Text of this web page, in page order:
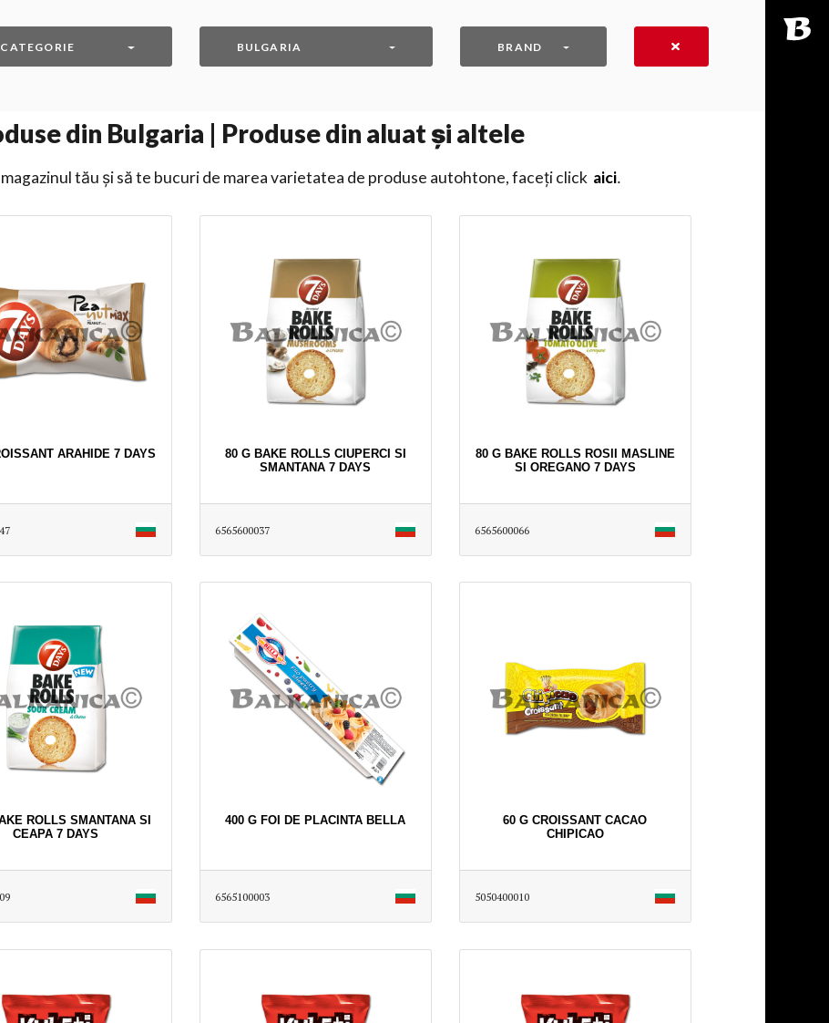
BULGARIA BRAND
din Bulgaria | Produse din aluat și altele
tău și să te bucuri de marea varietatea de produse autohtone, faceți click aici․
ARAHIDE 7 DAYS
80 G BAKE ROLLS CIUPERCI SI
SMANTANA 7 DAYS
6565600037
80 G BAKE ROLLS ROSII MASLINE
SI OREGANO 7 DAYS
6565600066
ROLLS SMANTANA SI
CEAPA 7 DAYS
400 G FOI DE PLACINTA BELLA
6565100003
60 G CROISSANT CACAO
CHIPICAO
5050400010